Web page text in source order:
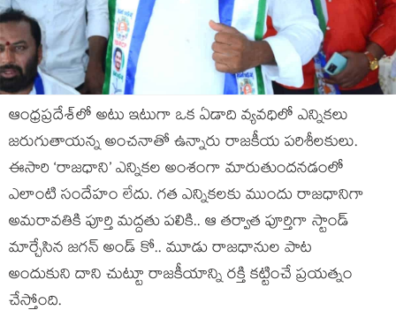
ఆంధ్రప్రదేశ్‌లో అటు ఇటుగా ఒక ఏడాది వ్యవధిలో ఎన్నికలు
జరుగుతాయన్న అంచనాతో ఉన్నారు రాజకీయ పరిశీలకులు.
ఈసారి ‘రాజధాని’ ఎన్నికల అంశంగా మారుతుందనడంలో
ఎలాంటి సందేహం లేదు. గత ఎన్నికలకు ముందు రాజధానిగా
అమరావతికి పూర్తి మద్దతు పలికి.. ఆ తర్వాత పూర్తిగా స్టాండ్
మార్చేసిన జగన్ అండ్ కో.. మూడు రాజధానుల పాట
అందుకుని దాని చుట్టూ రాజకీయాన్ని రక్తి కట్టించే ప్రయత్నం
చేస్తోంది.